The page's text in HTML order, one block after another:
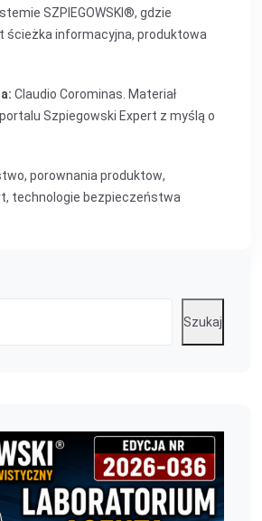
SZPIEGOWSKI®, gdzie
ścieżka informacyjna, produktowa
Claudio Corominas. Materiał
Szpiegowski Expert z myślą o
, porownania produktow,
, technologie bezpieczeństwa
Szukaj